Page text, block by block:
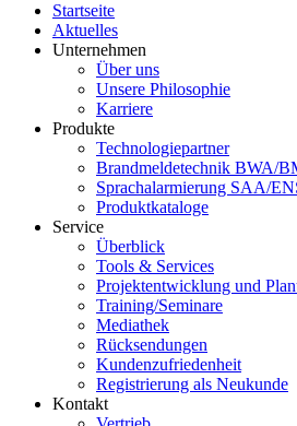
Startseite
Aktuelles
Unternehmen
Über uns
Unsere Philosophie
Karriere
Produkte
Technologiepartner
Brandmeldetechnik BWA/
Sprachalarmierung SAA/
Produktkataloge
Service
Überblick
Tools & Services
Projektentwicklung und
Training/Seminare
Mediathek
Rücksendungen
Kundenzufriedenheit
Registrierung als Neukunde
Kontakt